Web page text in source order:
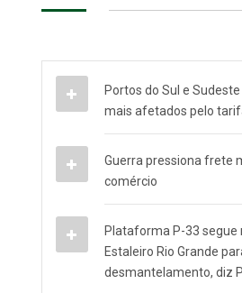
Portos do Sul e
mais afetados pelo
Guerra pressiona frete
comércio
Plataforma P-33 segue
Estaleiro Rio Grande
desmantelamento, diz